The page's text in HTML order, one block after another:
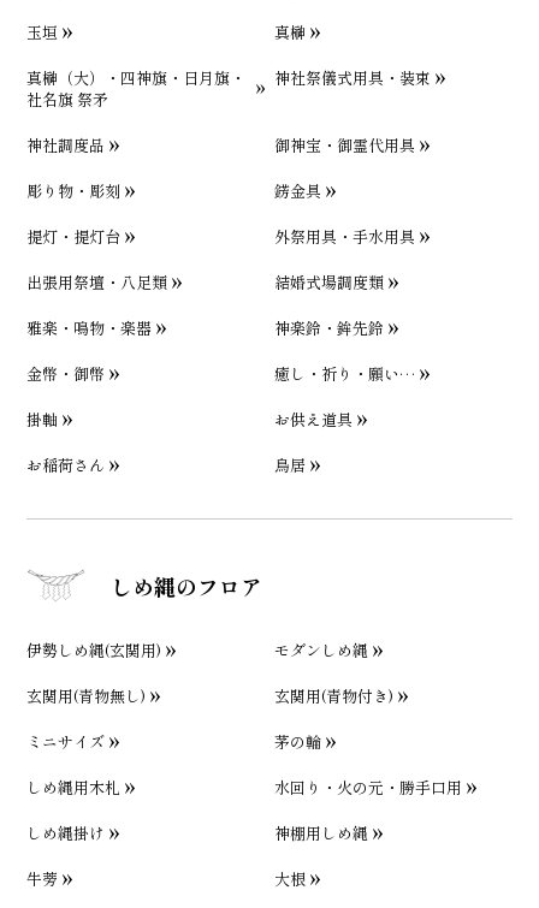
玉垣
真榊
真榊（大）・四神旗・日月旗・
社名旗 祭矛
神社祭儀式用具・装束
神社調度品
御神宝・御霊代用具
彫り物・彫刻
錺金具
提灯・提灯台
外祭用具・手水用具
出張用祭壇・八足類
結婚式場調度類
雅楽・鳴物・楽器
神楽鈴・鉾先鈴
金幣・御幣
癒し・祈り・願い…
掛軸
お供え道具
お稲荷さん
鳥居
しめ縄のフロア
伊勢しめ縄(玄関用)
モダンしめ縄
玄関用(青物無し)
玄関用(青物付き)
ミニサイズ
茅の輪
しめ縄用木札
水回り・火の元・勝手口用
しめ縄掛け
神棚用しめ縄
牛蒡
大根